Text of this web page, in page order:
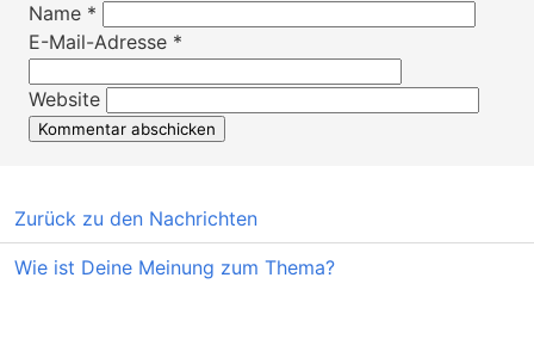
Name *
E-Mail-Adresse *
Website
Zurück zu den Nachrichten
Wie ist Deine Meinung zum Thema?